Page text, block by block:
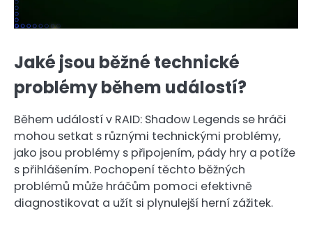
Jaké jsou běžné technické
problémy během událostí?
Během událostí v RAID: Shadow Legends se hráči
mohou setkat s různými technickými problémy,
jako jsou problémy s připojením, pády hry a potíže
s přihlášením. Pochopení těchto běžných
problémů může hráčům pomoci efektivně
diagnostikovat a užít si plynulejší herní zážitek.